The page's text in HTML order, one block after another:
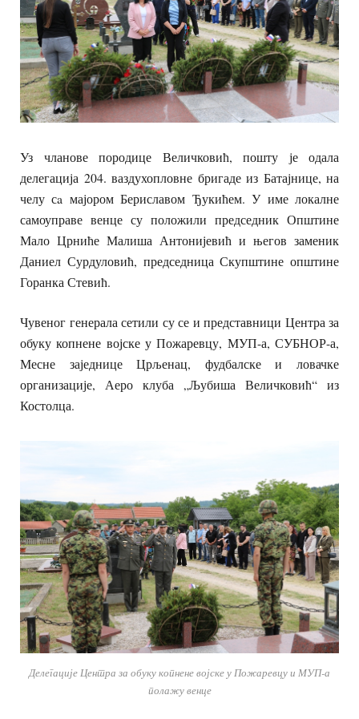
Уз чланове породице Величковић, пошту је одала
делегација 204. ваздухопловне бригаде из Батајнице, на
челу сa мајором Бериславом Ђукићем. У име локалне
самоуправе венце су положили председник Општине
Мало Црниће Малиша Антонијевић и његов заменик
Даниел Сурдуловић, председница Скупштине општине
Горанка Стевић.
Чувеног генерала сетили су се и представници Центра за
обуку копнене војске у Пожаревцу, МУП-а, СУБНОР-а,
Месне заједнице Црљенац, фудбалске и ловачке
организације, Аеро клуба „Љубиша Величковић“ из
Костолца.
Делегације Центра за обуку копнене војске у Пожаревцу и МУП-а
полажу венце